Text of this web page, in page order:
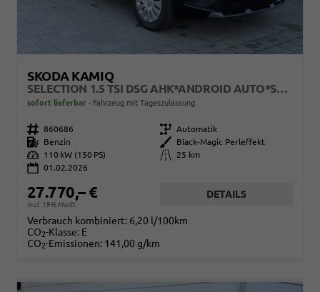
SKODA KAMIQ
SELECTION 1.5 TSI DSG AHK*ANDROID AUTO*SHZ*KAMERA*KEYLESS*2Z KLIMAAUTO*
sofort lieferbar Fahrzeug mit Tageszulassung
Fahrzeugnr. 860686 Getriebe Automatik
Kraftstoff
Benzin Außenfarbe
Black-Magic Perleffekt
Leistung
110 kW (150 PS) Kilometerstand
25 km
01.02.2026
27.770,– €
incl. 19% MwSt.
DETAILS
Verbrauch kombiniert: 6,20 l/100km
CO2-Klasse: E
CO2-Emissionen: 141,00 g/km